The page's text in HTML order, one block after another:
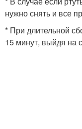
нужно снять и все
* При длительной
15 минут, выйдя на